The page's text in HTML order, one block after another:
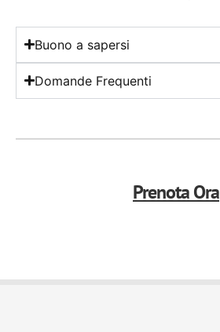
Buono a sapersi
Domande Frequenti
Prenota Ora